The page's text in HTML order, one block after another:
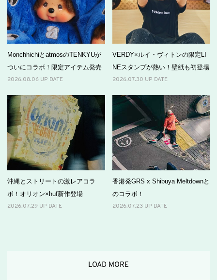
MonchhichiとatmosのTENKYUが
ついにコラボ！限定アイテム発売
2026.08.06 UP DATE
VERDY×ルイ・ヴィトンの限定LI
NEスタンプが熱い！壁紙も初登場
2026.07.30 UP DATE
沖縄とストリートの激レアコラ
ボ！オリオン×huf新作登場
2026.07.29 UP DATE
香港発GRS x Shibuya Meltdownと
のコラボ！
2026.07.23 UP DATE
LOAD MORE